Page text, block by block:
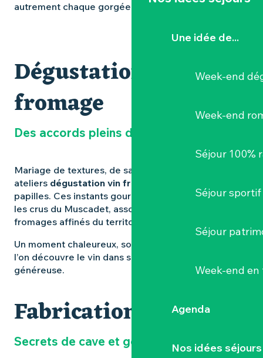
Une idée de...
Week-end
Week-end
Séjour 100%
Séjour sportif
Séjour
Week-end
Agenda
Nos idées séjours
autrement chaque gorgée.
Dégustation vin et
fromage
Des accords pleins de caractère
Mariage de textures, de saveurs, d’intensité : les
ateliers dégustation vin fromage
papilles. Ces instants gourmands mettent en valeur
les crus du Muscadet, associés à une sélection de
fromages affinés du territoire ou d’ailleurs.
Un moment chaleureux, souvent en petit groupe, où
l’on découvre le vin dans sa dimension la plus
généreuse.
Fabrication des vins
Secrets de cave et gestes de vigneron